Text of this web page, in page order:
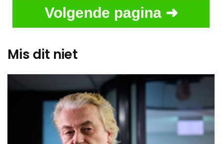
Volgende pagina ➜
Mis dit niet